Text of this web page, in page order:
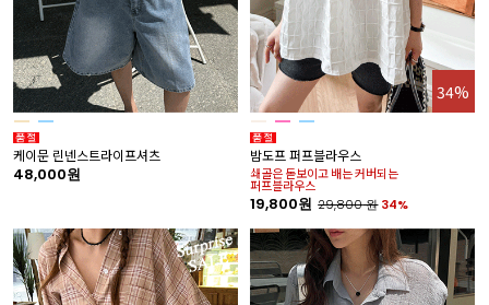
케이문 린넨스트라이프셔츠
48,000원
34%
밤도프 퍼프블라우스
쇄골은 돋보이고 배는 커버되는
퍼프블라우스
19,800원 29,800원 34%